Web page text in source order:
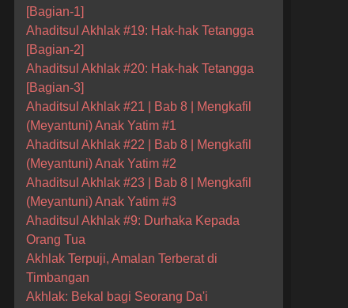
[Bagian-1]
Ahaditsul Akhlak #19: Hak-hak Tetangga
[Bagian-2]
Ahaditsul Akhlak #20: Hak-hak Tetangga
[Bagian-3]
Ahaditsul Akhlak #21 | Bab 8 | Mengkafil
(Meyantuni) Anak Yatim #1
Ahaditsul Akhlak #22 | Bab 8 | Mengkafil
(Meyantuni) Anak Yatim #2
Ahaditsul Akhlak #23 | Bab 8 | Mengkafil
(Meyantuni) Anak Yatim #3
Ahaditsul Akhlak #9: Durhaka Kepada
Orang Tua
Akhlak Terpuji, Amalan Terberat di
Timbangan
Akhlak: Bekal bagi Seorang Da'i